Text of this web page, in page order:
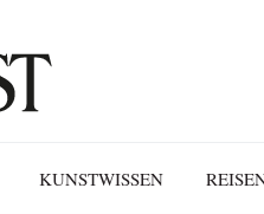
KUNSTWISSEN